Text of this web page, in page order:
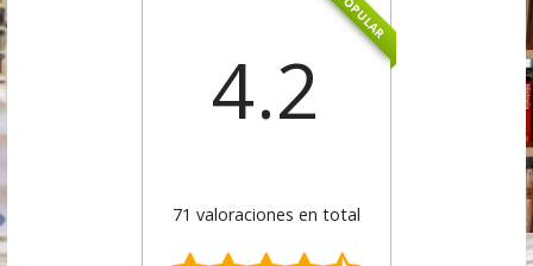
POPULAR
4.2
71 valoraciones en total